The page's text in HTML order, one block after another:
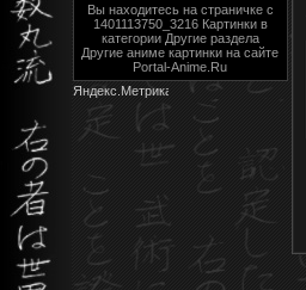
Вы находитесь на страничке с
1401113750_3216 Картинки в
категории Другие раздела
Другие аниме картинки на сайте
Portal-Anime.Ru